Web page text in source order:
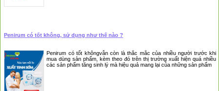
Penirum có tốt không, sử dụng như thế nào ?
Penirum có tốt khôngvẫn còn là thắc mắc của nhiều người trước khi
mua dùng sản phẩm, kèm theo đó trên thị trường xuất hiện quá nhiều
các sản phẩm tăng sinh lý mà hiệu quả mang lại của những sản phẩm